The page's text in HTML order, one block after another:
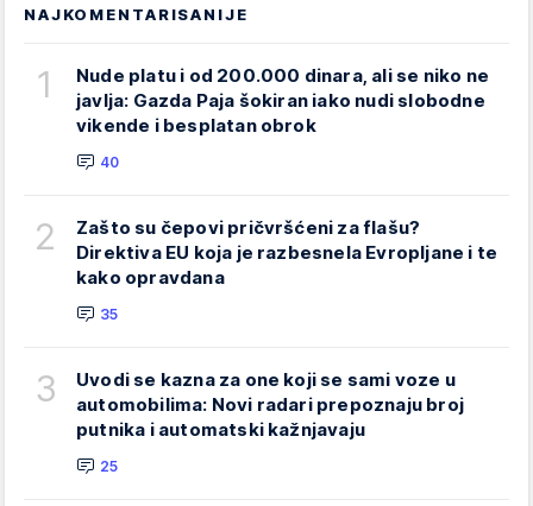
NAJKOMENTARISANIJE
1
Nude platu i od 200.000 dinara, ali se niko ne
javlja: Gazda Paja šokiran iako nudi slobodne
vikende i besplatan obrok
40
2
Zašto su čepovi pričvršćeni za flašu?
Direktiva EU koja je razbesnela Evropljane i te
kako opravdana
35
3
Uvodi se kazna za one koji se sami voze u
automobilima: Novi radari prepoznaju broj
putnika i automatski kažnjavaju
25